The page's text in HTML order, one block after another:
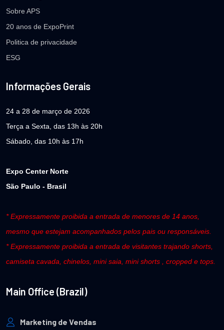
Sobre APS
20 anos de ExpoPrint
Politica de privacidade
ESG
Informações Gerais
24 a 28 de março de 2026
Terça a Sexta, das 13h às 20h
Sábado, das 10h às 17h
Expo Center Norte
São Paulo - Brasil
* Expressamente proibida a entrada de menores de 14 anos,
mesmo que estejam acompanhados pelos pais ou responsáveis.
* Expressamente proibida a entrada de visitantes trajando shorts,
camiseta cavada, chinelos, mini saia, mini shorts , cropped e tops.
Main Office (Brazil)
Marketing de Vendas